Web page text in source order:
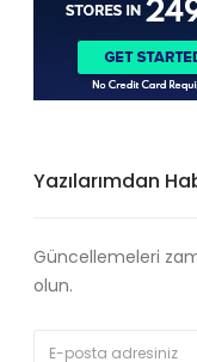
Yazılarımdan
Güncellemeleri
olun.